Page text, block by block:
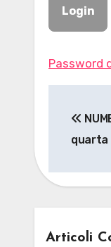
Password
quarta
Articoli